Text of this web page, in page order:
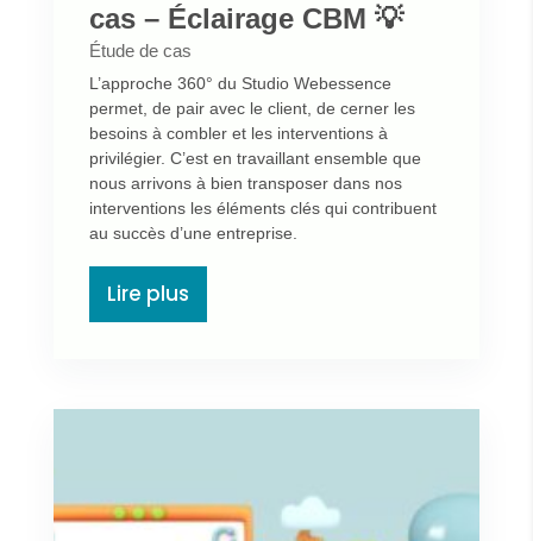
cas – Éclairage CBM 💡
Étude de cas
L’approche 360° du Studio Webessence
permet, de pair avec le client, de cerner les
besoins à combler et les interventions à
privilégier. C’est en travaillant ensemble que
nous arrivons à bien transposer dans nos
interventions les éléments clés qui contribuent
au succès d’une entreprise.
Lire plus